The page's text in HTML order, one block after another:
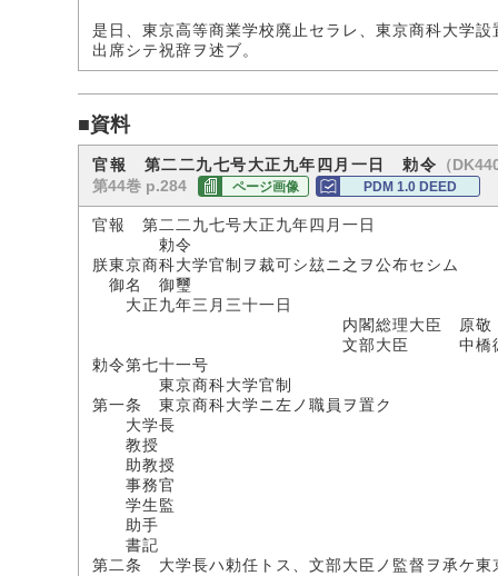
是日、東京高等商業学校廃止セラレ、東京商科大学
出席シテ祝辞ヲ述ブ。
■資料
官報 第二二九七号大正九年四月一日 勅令 （
第44巻 p.284
ページ画像 PDM 1.0 DEED
官報 第二二九七号大正九年四月一日
勅令
朕東京商科大学官制ヲ裁可シ玆ニ之ヲ公布セシム
御名 御璽
大正九年三月三十一日
内閣総理大臣 原敬
文部大臣 中橋徳
勅令第七十一号
東京商科大学官制
第一条 東京商科大学ニ左ノ職員ヲ置ク
大学長
教授
助教授
事務官
学生監
助手
書記
第二条 大学長ハ勅任トス、文部大臣ノ監督ヲ承ケ東